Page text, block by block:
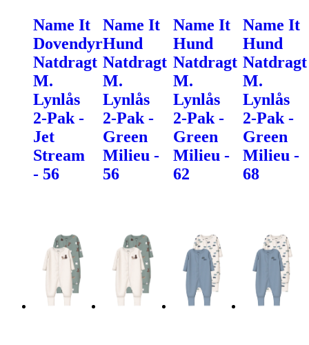
Name It
Dovendyr
Natdragt
M.
Lynlås
2-Pak -
Jet
Stream
- 56
Name It
Hund
Natdragt
M.
Lynlås
2-Pak -
Green
Milieu -
56
Name It
Hund
Natdragt
M.
Lynlås
2-Pak -
Green
Milieu -
62
Name It
Hund
Natdragt
M.
Lynlås
2-Pak -
Green
Milieu -
68